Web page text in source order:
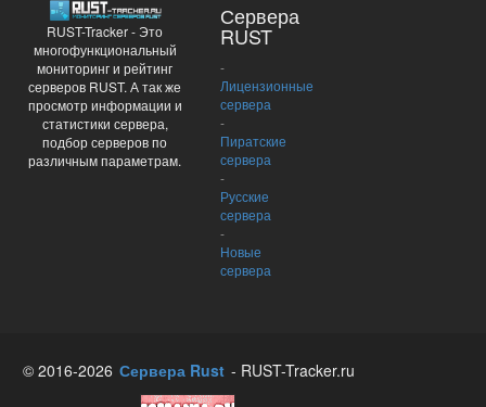
RUST-Tracker - Это
многофункциональный
мониторинг и рейтинг
серверов RUST. А так же
просмотр информации и
статистики сервера,
подбор серверов по
различным параметрам.
Сервера
RUST
-
Лицензионные
сервера
-
Пиратские
сервера
-
Русские
сервера
-
Новые
сервера
© 2016-2026 Сервера Rust - RUST-Tracker.ru